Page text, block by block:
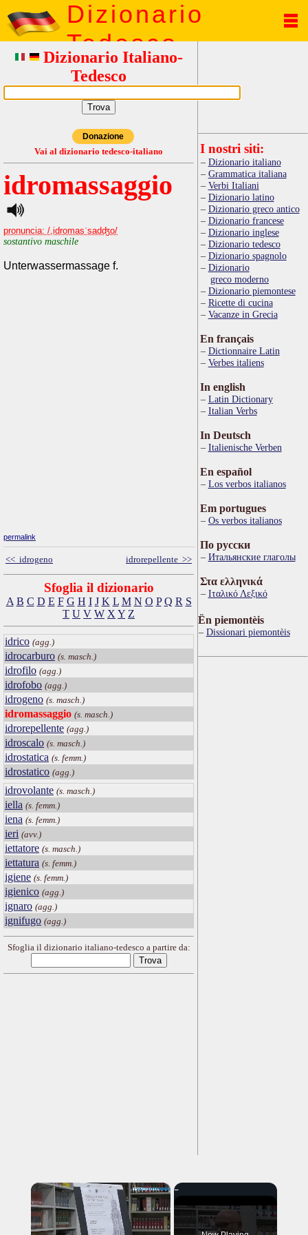
Dizionario
Tedesco
Dizionario Italiano-
Tedesco
Donazione
Vai al dizionario tedesco-italiano
idromassaggio
pronuncia: /,idromasˈsadʤo/
sostantivo maschile
Unterwassermassage f.
permalink
<< idrogeno idrorepellente >>
Sfoglia il dizionario
A B C D E F G H I J K L M N O P Q R S
T U V W X Y Z
idrico (agg.)
idrocarburo (s. masch.)
idrofilo (agg.)
idrofobo (agg.)
idrogeno (s. masch.)
idromassaggio (s. masch.)
idrorepellente (agg.)
idroscalo (s. masch.)
idrostatica (s. femm.)
idrostatico (agg.)
idrovolante (s. masch.)
iella (s. femm.)
iena (s. femm.)
ieri (avv.)
iettatore (s. masch.)
iettatura (s. femm.)
igiene (s. femm.)
igienico (agg.)
ignaro (agg.)
ignifugo (agg.)
Sfoglia il dizionario italiano-tedesco a partire da:
I nostri siti:
Dizionario italiano
Grammatica italiana
Verbi Italiani
Dizionario latino
Dizionario greco antico
Dizionario francese
Dizionario inglese
Dizionario tedesco
Dizionario spagnolo
Dizionario
greco moderno
Dizionario piemontese
Ricette di cucina
Vacanze in Grecia
En français
Dictionnaire Latin
Verbes italiens
In english
Latin Dictionary
Italian Verbs
In Deutsch
Italienische Verben
En español
Los verbos italianos
Em portugues
Os verbos italianos
По русски
Итальянские глаголы
Στα ελληνικά
Ιταλικό Λεξικό
Ën piemontèis
Dissionari piemontèis
×